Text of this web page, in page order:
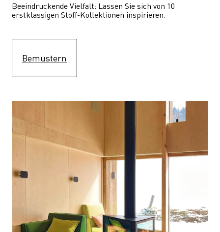
Beeindruckende Vielfalt: Lassen Sie sich von 10
erstklassigen Stoff-Kollektionen inspirieren.
Bemustern